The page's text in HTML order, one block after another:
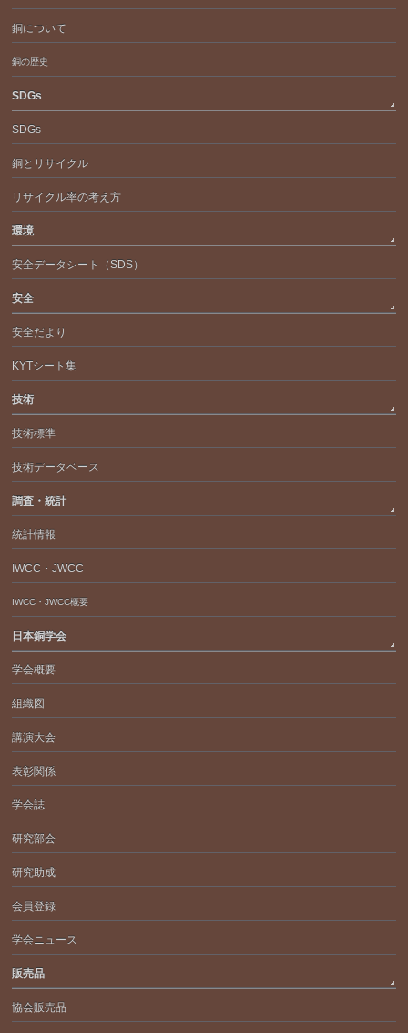
銅について
銅の歴史
SDGs
SDGs
銅とリサイクル
リサイクル率の考え方
環境
安全データシート（SDS）
安全
安全だより
KYTシート集
技術
技術標準
技術データベース
調査・統計
統計情報
IWCC・JWCC
IWCC・JWCC概要
日本銅学会
学会概要
組織図
講演大会
表彰関係
学会誌
研究部会
研究助成
会員登録
学会ニュース
販売品
協会販売品